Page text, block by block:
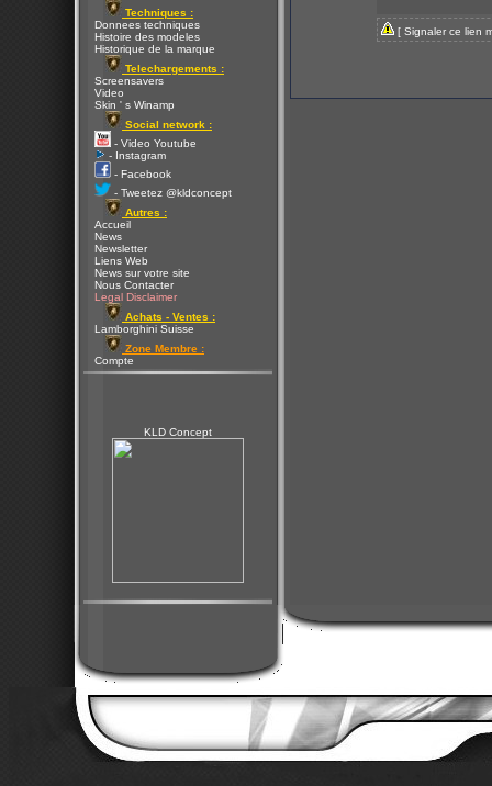
Techniques :
Donnees techniques
Histoire des modeles
Historique de la marque
Telechargements :
Screensavers
Video
Skin ' s Winamp
Social network :
- Video Youtube
- Instagram
- Facebook
- Tweetez @kldconcept
Autres :
Accueil
News
Newsletter
Liens Web
News sur votre site
Nous Contacter
Legal Disclaimer
Achats - Ventes :
Lamborghini Suisse
Zone Membre :
Compte
KLD Concept
[ Signaler ce lien